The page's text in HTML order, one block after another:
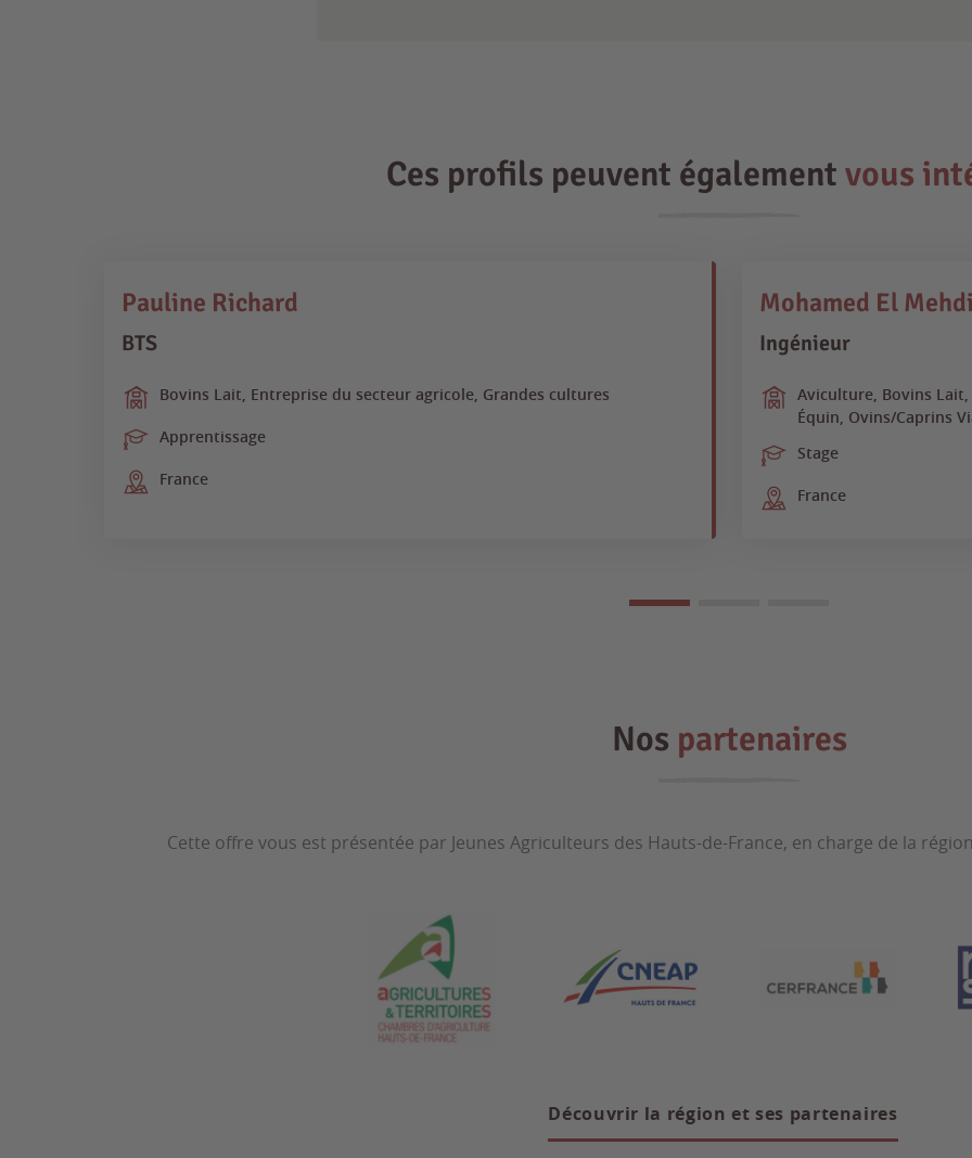
Ces profils peuvent également vous
Pauline Richard
BTS
Bovins Lait, Entreprise du secteur agricole, Grandes cultures
Apprentissage
France
Mohamed El
Ingénieur
Aviculture, Bovins
Équin, Ovins/Caprins
Stage
France
Nos partenaires
Cette offre vous est présentée par Jeunes Agriculteurs des Hauts-de-France, en charge de la
Découvrir la région et ses partenaires